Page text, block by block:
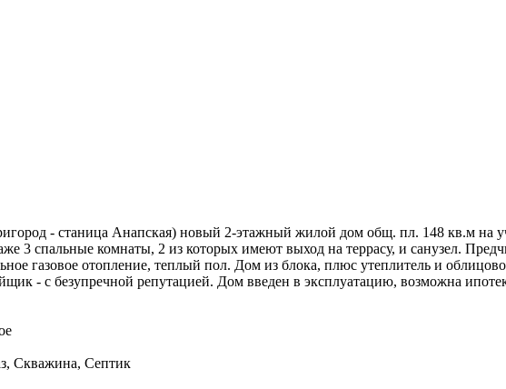
- станица Анапская) новый 2-этажный жилой дом общ. пл. 148 кв.м на
3 спальные комнаты, 2 из которых имеют выход на террасу, и санузел.
газовое отопление, теплый пол. Дом из блока, плюс утеплитель и
- с безупречной репутацией. Дом введен в эксплуатацию, возможна
Скважина, Септик